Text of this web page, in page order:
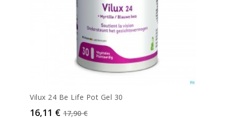
Vilux 24 Be Life Pot Gel 30
Prix
16,11 € Prix de base
17,90 €